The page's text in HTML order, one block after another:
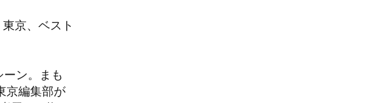
東京、ベスト
ン。まも
京編集部が